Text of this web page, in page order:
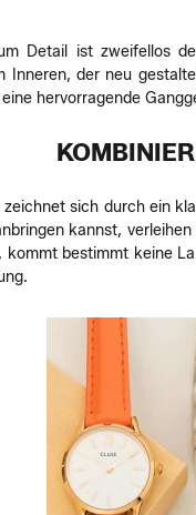
Detail ist zweifellos
Inneren, der neu
hervorragende
sich durch ein
kannst,
kommt bestimmt keine